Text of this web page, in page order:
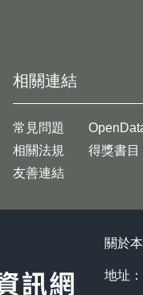
相關連結
常見問題
相關法規
友善連結
得獎書目
關於
地址